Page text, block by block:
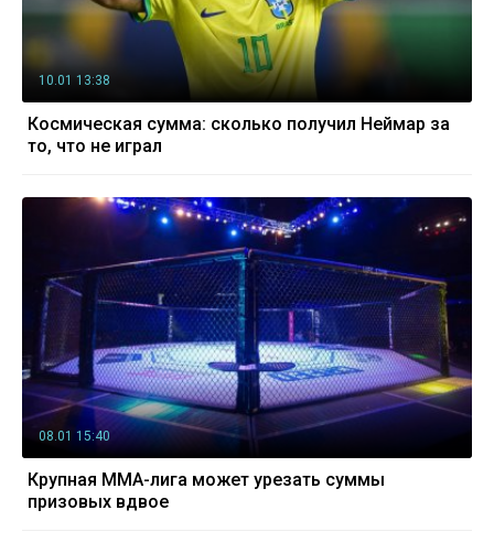
10.01 13:38
Космическая сумма: сколько получил Неймар за
то, что не играл
08.01 15:40
Крупная MMA-лига может урезать суммы
призовых вдвое